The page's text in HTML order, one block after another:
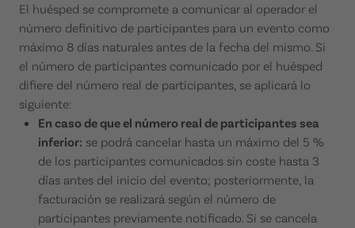
El huésped se compromete a comunicar al operador el
número definitivo de participantes para un evento como
máximo 8 días naturales antes de la fecha del mismo. Si
el número de participantes comunicado por el huésped
difiere del número real de participantes, se aplicará lo
siguiente:
En caso de que el número real de participantes sea
inferior: se podrá cancelar hasta un máximo del 5 %
de los participantes comunicados sin coste hasta 3
días antes del inicio del evento; posteriormente, la
facturación se realizará según el número de
participantes previamente notificado. Si se cancela